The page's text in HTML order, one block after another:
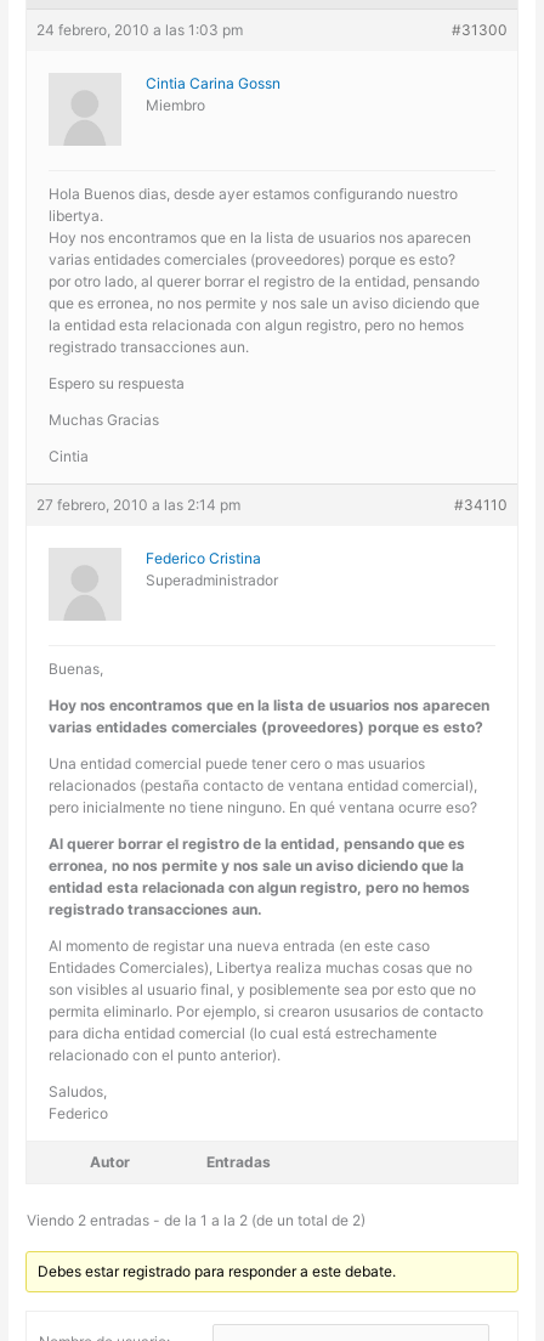
24 febrero, 2010 a las 1:03 pm #31300
Cintia Carina Gossn
Miembro
Hola Buenos dias, desde ayer estamos configurando nuestro
libertya.
Hoy nos encontramos que en la lista de usuarios nos aparecen
varias entidades comerciales (proveedores) porque es esto?
por otro lado, al querer borrar el registro de la entidad, pensando
que es erronea, no nos permite y nos sale un aviso diciendo que
la entidad esta relacionada con algun registro, pero no hemos
registrado transacciones aun.
Espero su respuesta
Muchas Gracias
Cintia
27 febrero, 2010 a las 2:14 pm #34110
Federico Cristina
Superadministrador
Buenas,
Hoy nos encontramos que en la lista de usuarios nos aparecen
varias entidades comerciales (proveedores) porque es esto?
Una entidad comercial puede tener cero o mas usuarios
relacionados (pestaña contacto de ventana entidad comercial),
pero inicialmente no tiene ninguno. En qué ventana ocurre eso?
Al querer borrar el registro de la entidad, pensando que es
erronea, no nos permite y nos sale un aviso diciendo que la
entidad esta relacionada con algun registro, pero no hemos
registrado transacciones aun.
Al momento de registar una nueva entrada (en este caso
Entidades Comerciales), Libertya realiza muchas cosas que no
son visibles al usuario final, y posiblemente sea por esto que no
permita eliminarlo. Por ejemplo, si crearon ususarios de contacto
para dicha entidad comercial (lo cual está estrechamente
relacionado con el punto anterior).
Saludos,
Federico
Autor Entradas
Viendo 2 entradas - de la 1 a la 2 (de un total de 2)
Debes estar registrado para responder a este debate.